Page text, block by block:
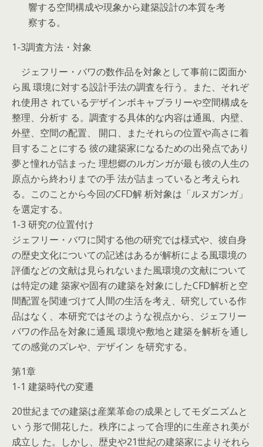
響する空間構成や現象から建築設計の本質を考
察する。
1-3調査方法・対象
ジェフリー・バワの数作品を対象として事前に図面か
ら風 環境に対する設計手法の調査を行う。また、それぞ
れ使用さ れているデザインボキャブラリーや空間構成を
整理、分析す る。調査する具体的な内容は通風、内壁、
外壁、空間の配置、 開口、またそれらの位置や高さに着
目することにする 彼の建築家になるための出発点であり
夢と憧れが詰まった 理想郷のルガンガが最も彼の人生の
原点から終わりまでの手 法が詰まっていると考えられ
る。このことから今回のCFD解 析対象は「ルヌガンガ」
を選定する。
1-3 研究の位置付け
ジェフリー・バワに関する他の研究では様式や、彼自身
の歴史文化についての記述はあるが解析による風環境の
評価などの文献は見られないまた風環境の文献について
は特定の建 築家や固有の建築を対象にしたCFD解析と空
間配置を関連づけて人間の生活を考え、研究している作
品はなく、本研究ではそのような視点から、ジェフリー
バワの作品を対象に通風 環境や敷地と建築を解析を通し
ての感覚のズレや、デザイン を研究する。
第1章
1-1 建築時代の変遷
20世紀までの建築は産業革命の成果としてモダニズムと
い う形で開花した。秩序によって合理的に生産され美が
成立し た。しかし、歴史や21世紀の建築家によりそれら